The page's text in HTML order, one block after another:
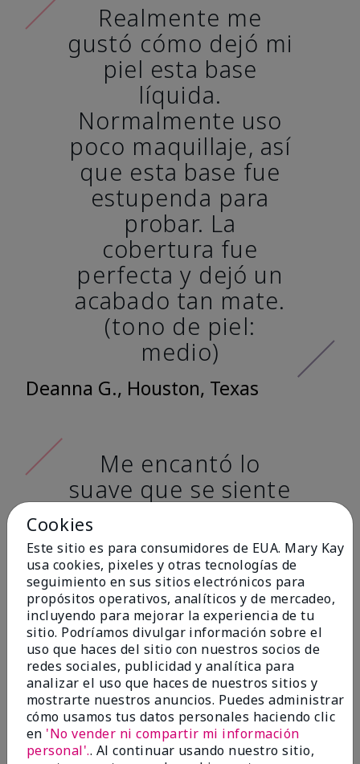
Realmente me
gustó cómo dejó mi
piel esta base
líquida.
Normalmente uso
poco maquillaje, así
que esta base fue
estupenda para
probar. La
cobertura fue
perfecta y dejó un
acabado tan mate.
(tono de piel:
medio)
Deanna G., Houston, Texas
Me encantó lo
suave que se siente
al aplicarla. Tiene
un acabado mate
muy bonito y no se
siente pastosa en la
piel. (tono de piel:
claro)
Ailime A., Tampa, Fla.
Cookies
Este sitio es para consumidores de EUA. Mary Kay
usa cookies, pixeles y otras tecnologías de
seguimiento en sus sitios electrónicos para
propósitos operativos, analíticos y de mercadeo,
incluyendo para mejorar la experiencia de tu
sitio. Podríamos divulgar información sobre el
uso que haces del sitio con nuestros socios de
redes sociales, publicidad y analítica para
analizar el uso que haces de nuestros sitios y
mostrarte nuestros anuncios. Puedes administrar
cómo usamos tus datos personales haciendo clic
en 'No vender ni compartir mi información
personal'.. Al continuar usando nuestro sitio,